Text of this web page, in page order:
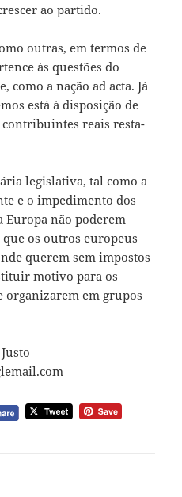
ao partido.
outras, em termos de
às questões do
como a nação ad acta. Já
está à disposição de
reais resta-
legislativa, tal como a
e o impedimento dos
Europa não poderem
os outros europeus
querem sem impostos
motivo para os
organizarem em grupos